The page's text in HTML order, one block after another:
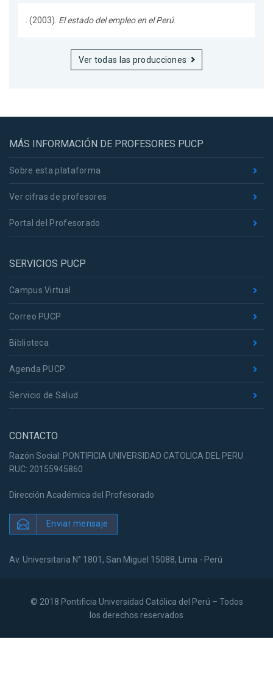
. (2003). El estado del empleo en el Perú.
Ver todas las producciones
MÁS INFORMACIÓN DE PROFESORES PUCP
Sobre esta plataforma
Ver cifras de profesores
Portal del Profesorado
SERVICIOS PUCP
Campus Virtual
Correo PUCP
Biblioteca
Agenda PUCP
Servicio de Salud
CONTACTO
Razón Social: PONTIFICIA UNIVERSIDAD CATOLICA DEL PERU
RUC: 20155945860
Dirección Académica del Profesorado
Enviar mensaje
Av. Universitaria N° 1801, San Miguel 15088, Lima - Perú
© 2018 Pontificia Universidad Católica del Perú – Todos
los derechos reservados